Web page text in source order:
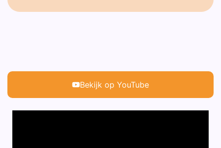
Bekijk op YouTube